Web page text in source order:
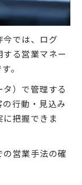
今では、ログ
する営業マネー
。
）で管理する
行動・見込み
把握できま
営業手法の確